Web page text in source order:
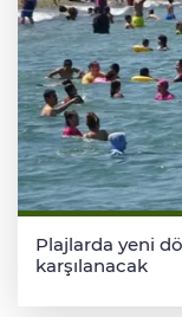
Plajlarda yeni
karşılanacak